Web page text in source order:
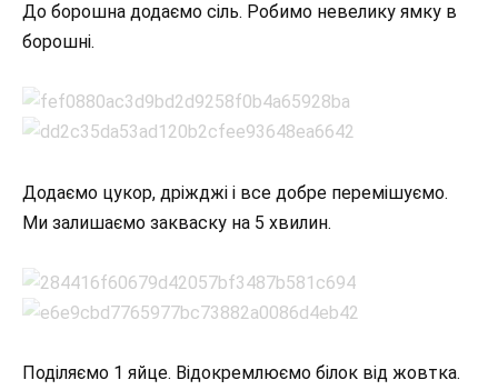
До борошна додаємо сіль. Робимо невелику ямку в
борошні.
Додаємо цукор, дріжджі і все добре перемішуємо.
Ми залишаємо закваску на 5 хвилин.
Поділяємо 1 яйце. Відокремлюємо білок від жовтка.